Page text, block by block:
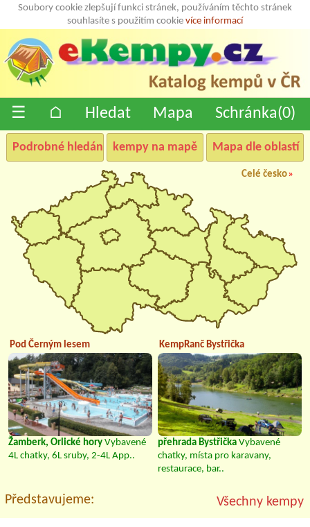
Soubory cookie zlepšují funkci stránek, používáním těchto stránek
souhlasíte s použitím cookie více informací
☰ ⌂ Hledat Mapa Schránka(0)
Podrobné hledání kempy na mapě Mapa dle oblastí
Celé česko»
Pod Černým lesem
Žamberk, Orlické hory Vybavené
4L chatky, 6L sruby, 2-4L App..
KempRanč Bystřička
přehrada Bystřička Vybavené
chatky, místa pro karavany,
restaurace, bar..
Představujeme: Všechny kempy